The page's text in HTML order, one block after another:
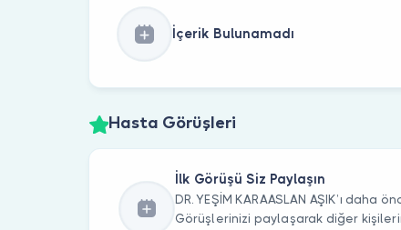
İçerik Bulunamadı
Hasta Görüşleri
İlk Görüşü Siz Paylaşın
DR. YEŞİM KARAASLAN AŞIK’ı daha
Görüşlerinizi paylaşarak diğer